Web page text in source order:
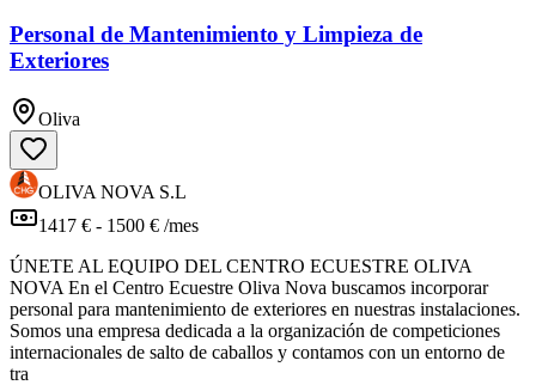
Personal de Mantenimiento y Limpieza de
Exteriores
Oliva
OLIVA NOVA S.L
1417 € - 1500 € /mes
ÚNETE AL EQUIPO DEL CENTRO ECUESTRE OLIVA
NOVA En el Centro Ecuestre Oliva Nova buscamos incorporar
personal para mantenimiento de exteriores en nuestras instalaciones.
Somos una empresa dedicada a la organización de competiciones
internacionales de salto de caballos y contamos con un entorno de
tra